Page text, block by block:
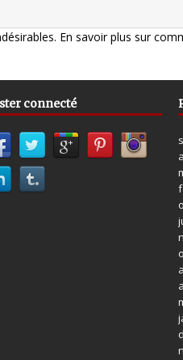
En savoir plus sur
connecté